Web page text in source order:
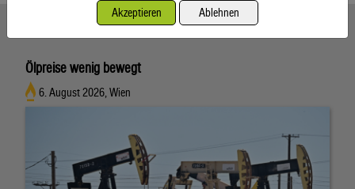
Ähnliche Artikel weiterlesen
Ölpreise wenig bewegt
6. August 2026, Wien
Akzeptieren Ablehnen